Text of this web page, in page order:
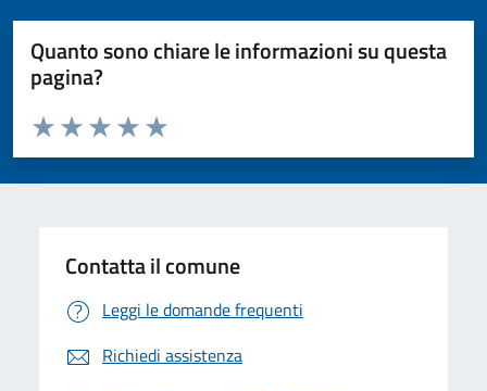
Quanto sono chiare le informazioni su questa
pagina?
Valuta da 1 a 5 stelle la pagina
Valuta 5 stelle su 5
Valuta 4 stelle su 5
Valuta 3 stelle su 5
Valuta 2 stelle su 5
Valuta 1 stelle su 5
Contatta il comune
Leggi le domande frequenti
Richiedi assistenza